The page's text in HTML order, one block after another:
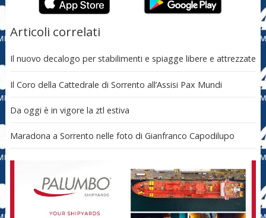
Articoli correlati
Il nuovo decalogo per stabilimenti e spiagge libere e attrezzate
Il Coro della Cattedrale di Sorrento all’Assisi Pax Mundi
Da oggi è in vigore la ztl estiva
Maradona a Sorrento nelle foto di Gianfranco Capodilupo